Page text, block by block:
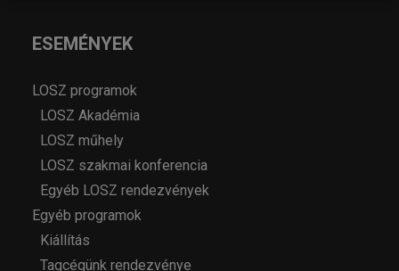
ESEMÉNYEK
LOSZ programok
LOSZ Akadémia
LOSZ műhely
LOSZ szakmai konferencia
Egyéb LOSZ rendezvények
Egyéb programok
Kiállítás
Tagcégünk rendezvénye